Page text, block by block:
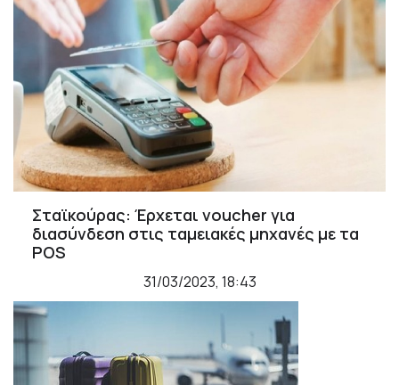
Σταϊκούρας: Έρχεται voucher για
διασύνδεση στις ταμειακές μηχανές με τα
POS
31/03/2023, 18:43